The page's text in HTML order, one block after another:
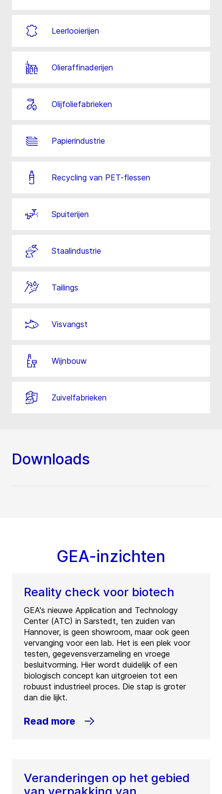
Leerlooierijen
Olieraffinaderijen
Olijfoliefabrieken
Papierindustrie
Recycling van PET-flessen
Spuiterijen
Staalindustrie
Tailings
Visvangst
Wijnbouw
Zuivelfabrieken
Downloads
GEA-inzichten
Reality check voor biotech
GEA's nieuwe Application and Technology
Center (ATC) in Sarstedt, ten zuiden van
Hannover, is geen showroom, maar ook geen
vervanging voor een lab. Het is een plek voor
testen, gegevensverzameling en vroege
besluitvorming. Hier wordt duidelijk of een
biologisch concept kan uitgroeien tot een
robuust industrieel proces. Die stap is groter
dan die lijkt.
Read more
Veranderingen op het gebied